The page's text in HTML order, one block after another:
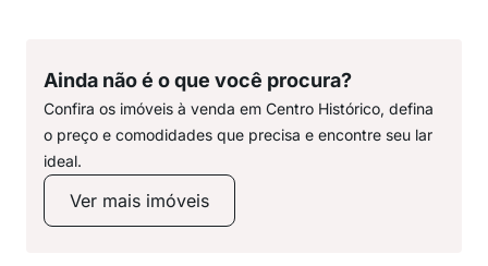
Ainda não é o que você procura?
Confira os imóveis à venda em Centro Histórico, defina
o preço e comodidades que precisa e encontre seu lar
ideal.
Ver mais imóveis